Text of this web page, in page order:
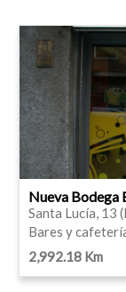
Nueva Bodega
Santa Lucía, 13
Bares y
2,992.18 Km